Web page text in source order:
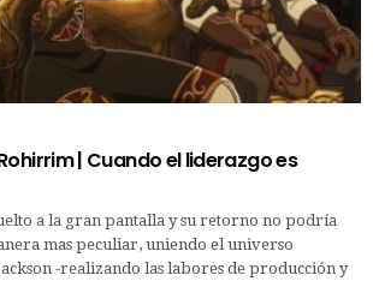
| Cuando el liderazgo es
a la gran pantalla y su retorno no podría
mas peculiar, uniendo el universo
-realizando las labores de producción y